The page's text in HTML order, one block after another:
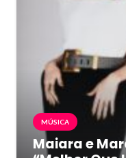
MÚSICA
Maiara e